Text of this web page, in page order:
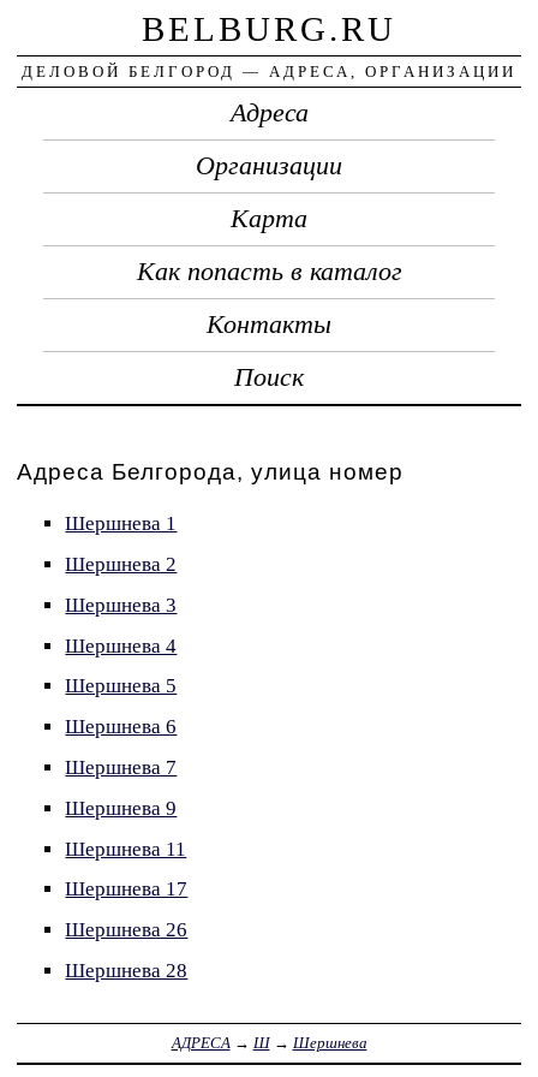
BELBURG.RU
ДЕЛОВОЙ БЕЛГОРОД — АДРЕСА, ОРГАНИЗАЦИИ
Адреса
Организации
Карта
Как попасть в каталог
Контакты
Поиск
Адреса Белгорода, улица номер
Шершнева 1
Шершнева 2
Шершнева 3
Шершнева 4
Шершнева 5
Шершнева 6
Шершнева 7
Шершнева 9
Шершнева 11
Шершнева 17
Шершнева 26
Шершнева 28
АДРЕСА→ Ш→ Шершнева